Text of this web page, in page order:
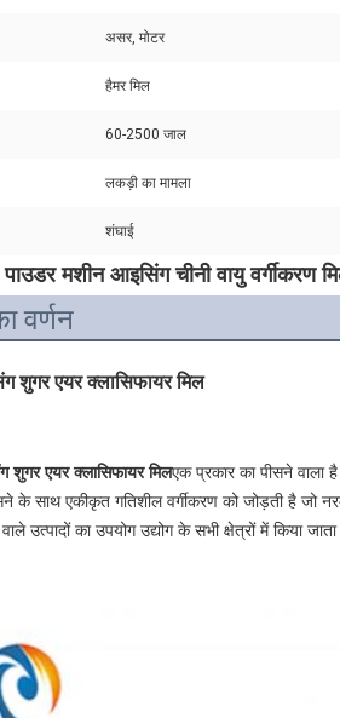
असर, मोटर
हैमर मिल
60-2500 जाल
लकड़ी का मामला
शंघाई
पाउडर मशीन आइसिंग चीनी वायु
वर्णन
शुगर एयर क्लासिफायर मिल
शुगर एयर क्लासिफायर मिलएक प्रकार का पीसने वाला
के साथ एकीकृत गतिशील वर्गीकरण को जोड़ती है जो
उत्पादों का उपयोग उद्योग के सभी क्षेत्रों में किया